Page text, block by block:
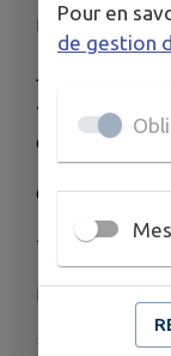
Horaire
Jours
TARIFS
Carte annuelle :
Carte
1/2 tarif pour les
Règlement sur
Pour en
de gestion